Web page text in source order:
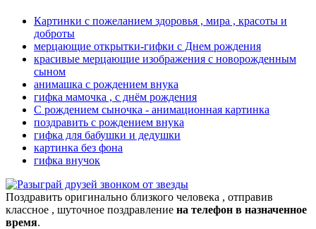
Картинки с пожеланием здоровья , мира , красоты и
доброты
мерцающие открытки-гифки с Днем рождения
красивые мерцающие изображения с новорожденным
сыном
анимашка с рождением внука
гифка мамочка , с днём рождения
С рождением сыночка - анимационная картинка
поздравить с рождением внука
гифка для бабушки и дедушки
картинка без фона
гифка внучок
Поздравить оригинально близкого человека , отправив
классное , шуточное поздравление на телефон в назначенное
время.